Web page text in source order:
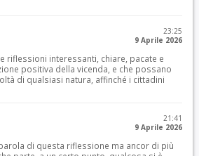
23:25
9 Aprile 2026
riflessioni interessanti, chiare, pacate e
positiva della vicenda, e che possano
di qualsiasi natura, affinché i cittadini
21:41
9 Aprile 2026
di questa riflessione ma ancor di più